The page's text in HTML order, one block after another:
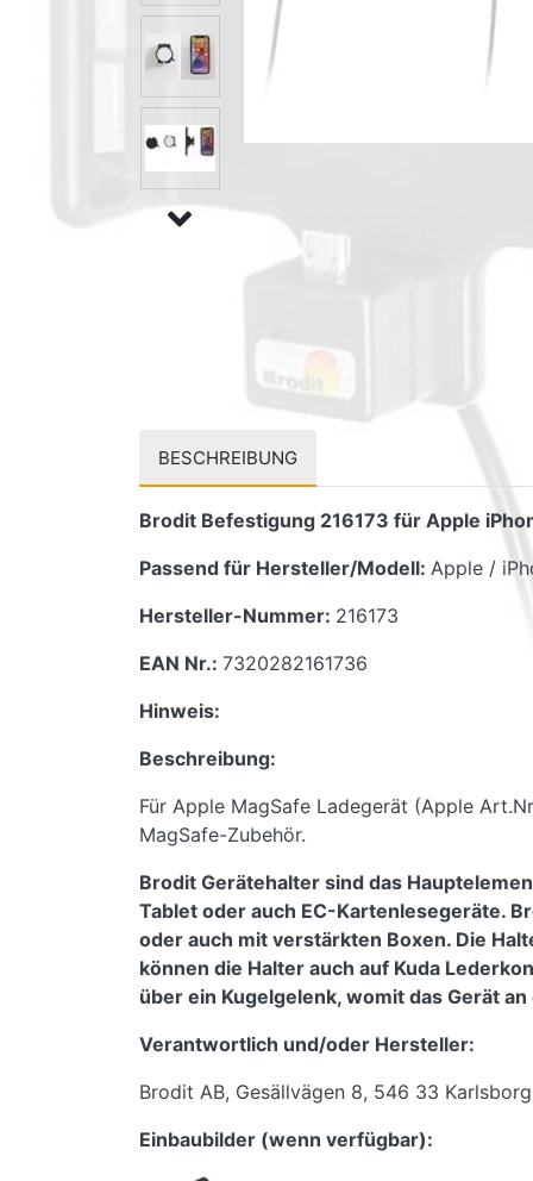
BESCHREIBUNG
Brodit Befestigung 216173 für Apple
Passend für Hersteller/Modell: Apple /
Hersteller-Nummer: 216173
EAN Nr.: 7320282161736
Hinweis:
Beschreibung:
Für Apple MagSafe Ladegerät (Apple
MagSafe-Zubehör.
Brodit Gerätehalter sind das
Tablet oder auch EC-Kartenlesegeräte.
oder auch mit verstärkten Boxen. Die
können die Halter auch auf Kuda
über ein Kugelgelenk, womit das Gerät
Verantwortlich und/oder Hersteller:
Brodit AB, Gesällvägen 8, 546 33
Einbaubilder (wenn verfügbar):